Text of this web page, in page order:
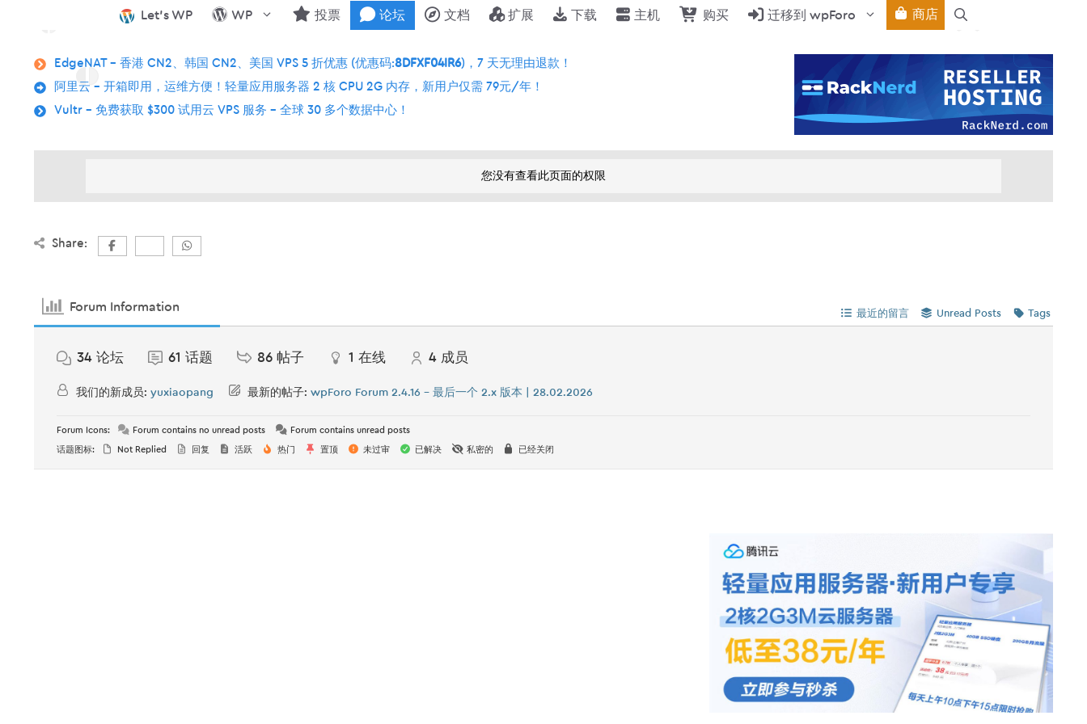
Let’s WP WP 投票 论坛 文档 扩展 下载 主机 购买 迁移到 wpForo 商店
EdgeNAT – 香港 CN2、韩国 CN2、美国 VPS 5 折优惠 (优惠码:8DFXF04IR6)，7 天无理由退款！
阿里云 – 开箱即用，运维方便！轻量应用服务器 2 核 CPU 2G 内存，新用户仅需 79元/年！
Vultr – 免费获取 $300 试用云 VPS 服务 – 全球 30 多个数据中心！
您没有查看此页面的权限
Share:
Forum Information 最近的留言 Unread Posts Tags
34 论坛 61 话题 86 帖子 1 在线 4 成员
我们的新成员: yuxiaopang 最新的帖子: wpForo Forum 2.4.16 – 最后一个 2.x 版本 | 28.02.2026
Forum Icons: Forum contains no unread posts Forum contains unread posts
话题图标: Not Replied 回复 活跃 热门 置顶 未过审 已解决 私密的 已经关闭